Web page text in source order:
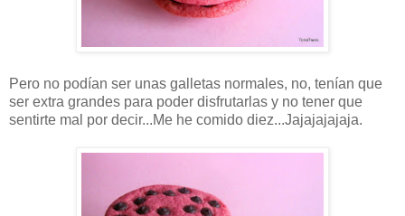
Pero no podían ser unas galletas normales, no, tenían que
ser extra grandes para poder disfrutarlas y no tener que
sentirte mal por decir...Me he comido diez...Jajajajajaja.